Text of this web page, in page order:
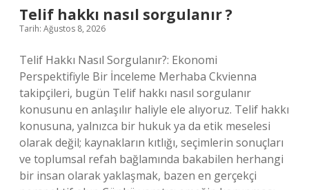
Telif hakkı nasıl sorgulanır ?
Tarih: Ağustos 8, 2026
Telif Hakkı Nasıl Sorgulanır?: Ekonomi
Perspektifiyle Bir İnceleme Merhaba Ckvienna
takipçileri, bugün Telif hakkı nasıl sorgulanır
konusunu en anlaşılır haliyle ele alıyoruz. Telif hakkı
konusuna, yalnızca bir hukuk ya da etik meselesi
olarak değil; kaynakların kıtlığı, seçimlerin sonuçları
ve toplumsal refah bağlamında bakabilen herhangi
bir insan olarak yaklaşmak, bazen en gerçekçi